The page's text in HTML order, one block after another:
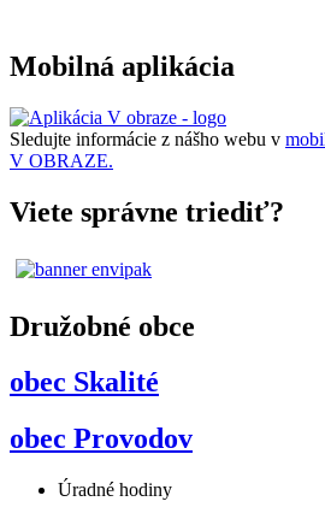
Mobilná aplikácia
Sledujte informácie z nášho webu v
V OBRAZE.
Viete správne triediť?
Družobné obce
obec Skalité
obec Provodov
Úradné hodiny